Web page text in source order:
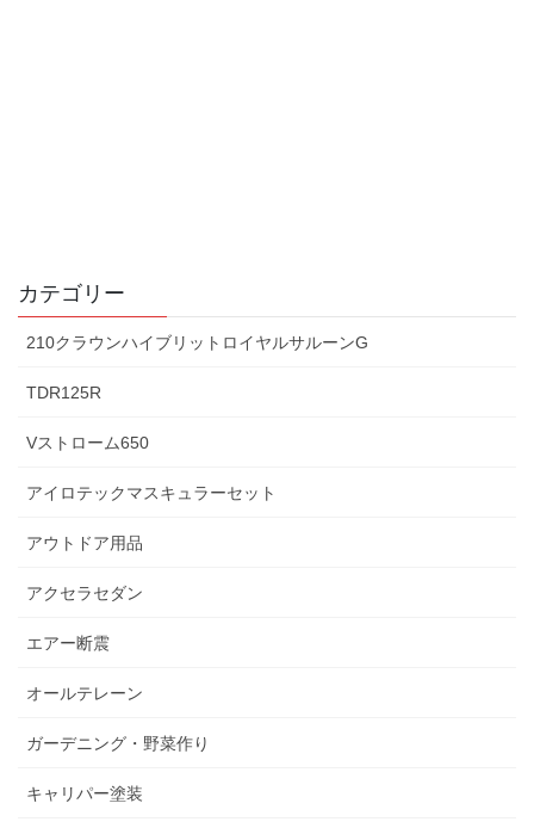
カテゴリー
210クラウンハイブリットロイヤルサルーンG
TDR125R
Vストローム650
アイロテックマスキュラーセット
アウトドア用品
アクセラセダン
エアー断震
オールテレーン
ガーデニング・野菜作り
キャリパー塗装